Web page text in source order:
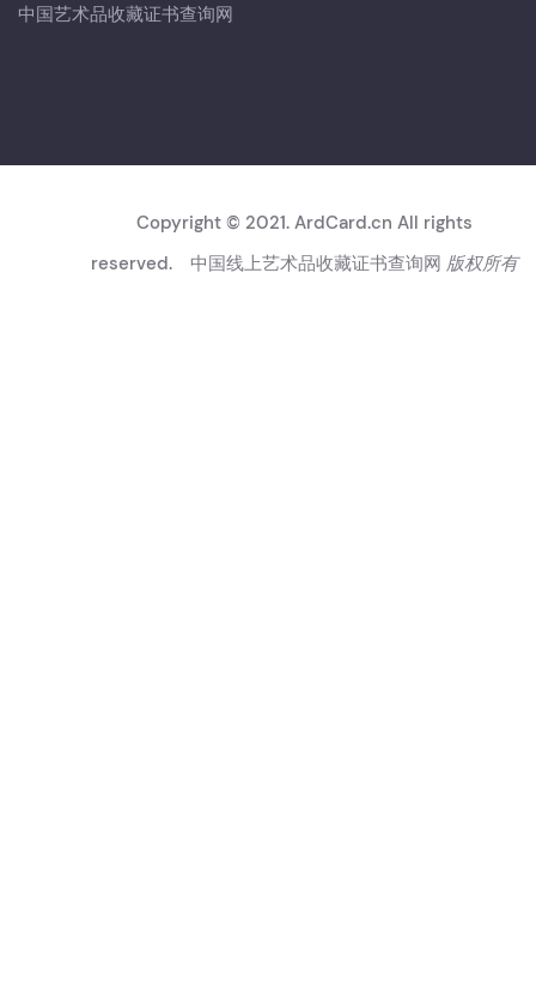
中国艺术品收藏证书查询网
Copyright © 2021. ArdCard.cn All rights
reserved. 中国线上艺术品收藏证书查询网 版权所有